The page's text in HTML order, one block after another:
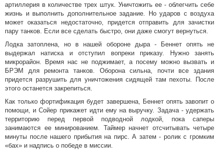
артиллерия в количестве трех штук. Уничтожить ее - облегчить себе
жизнь и выполнить дополнительное задание. Но ударов c воздуха
может оказаться недостаточно, придется отправить для зачистки
пару танков. Если все сделать быстро, они даже смогут вернуться.
Лодка затоплена, но в нашей обороне дыра - Беннет опять не
выдержал натиска и отступил вопреки приказу. Нужно занять
микрорайон. Время нас не поджимает, а посему можно вызвать и
БРЭМ для ремонта танков. Оборона сильна, почти все здания
придется разрушить для уничтожения сидящей там пехоты. После
этого останется закрепиться.
Как только фортификация будет завершена, Беннет опять завопит о
помощи, и Сойер прикажет идти ему на выручку. Задача - удержать
территорию перед первой подводной лодкой, пока саперы
занимаются ее минированием. Таймер начнет отсчитывать четыре
минуты после нашего прибытия на пирс. А затем - ролик с громким
«бах» и надпись о победе в миссии.